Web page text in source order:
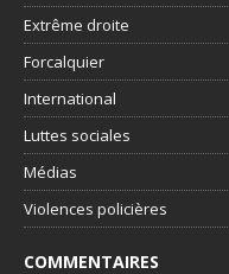
Extrême droite
Forcalquier
International
Luttes sociales
Médias
Violences policières
COMMENTAIRES